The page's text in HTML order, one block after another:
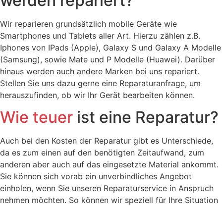
Wir reparieren grundsätzlich mobile Geräte wie
Smartphones und Tablets aller Art. Hierzu zählen z.B.
Iphones von IPads (Apple), Galaxy S und Galaxy A Modelle
(Samsung), sowie Mate und P Modelle (Huawei). Darüber
hinaus werden auch andere Marken bei uns repariert.
Stellen Sie uns dazu gerne eine Reparaturanfrage, um
herauszufinden, ob wir Ihr Gerät bearbeiten können.
Wie teuer ist eine Reparatur?
Auch bei den Kosten der Reparatur gibt es Unterschiede,
da es zum einen auf den benötigten Zeitaufwand, zum
anderen aber auch auf das eingesetzte Material ankommt.
Sie können sich vorab ein unverbindliches Angebot
einholen, wenn Sie unseren Reparaturservice in Anspruch
nehmen möchten. So können wir speziell für Ihre Situation